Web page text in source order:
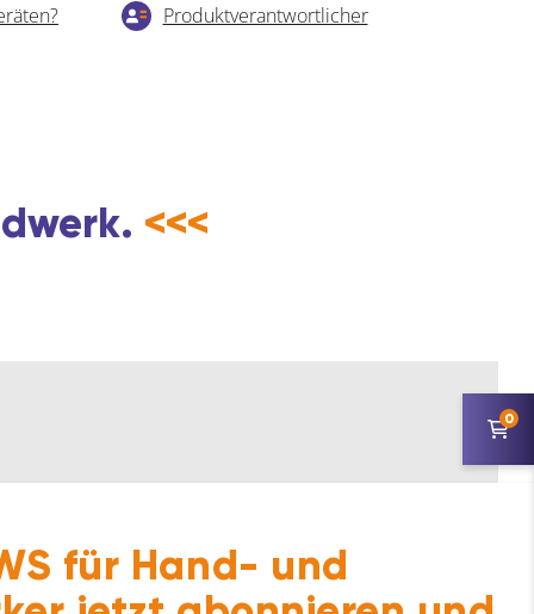
Produktverantwortlicher
<<<
0
für Hand- und